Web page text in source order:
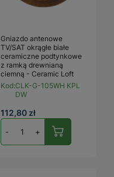
Gniazdo antenowe
TV/SAT okrągłe białe
ceramiczne podtynkowe
z ramką drewnianą
ciemną - Ceramic Loft
Kod:CLK-G-105WH KPL
DW
112,80 zł
- +